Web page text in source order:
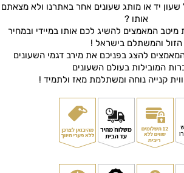
יד או מותג שעונים אחר באתרנו ולא מצאתם
אותו ?
המאמצים להשיג לכם אותו במיידי ובמחיר
הזול והמשתלם בישראל !
להצג בפניכם את מירב דגמי השעונים
המובילות בעולם השעונים
קנייה נוחה ומשתלמת מאז ולתמיד !